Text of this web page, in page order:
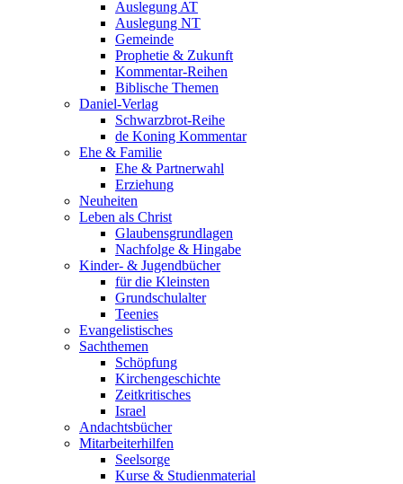
Auslegung AT
Auslegung NT
Gemeinde
Prophetie & Zukunft
Kommentar-Reihen
Biblische Themen
Daniel-Verlag
Schwarzbrot-Reihe
de Koning Kommentar
Ehe & Familie
Ehe & Partnerwahl
Erziehung
Neuheiten
Leben als Christ
Glaubensgrundlagen
Nachfolge & Hingabe
Kinder- & Jugendbücher
für die Kleinsten
Grundschulalter
Teenies
Evangelistisches
Sachthemen
Schöpfung
Kirchengeschichte
Zeitkritisches
Israel
Andachtsbücher
Mitarbeiterhilfen
Seelsorge
Kurse & Studienmaterial